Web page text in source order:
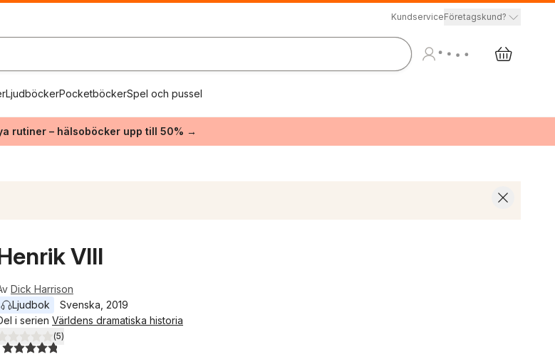
KundserviceFöretagskund?
LjudböckerPocketböckerSpel och pussel
rutiner – hälsoböcker upp till 50% →
VIII
Dick Harrison
Ljudbok
Svenska 2019
i serien Världens dramatiska historia
utav 5 stjärnor. Totalt antal röster:
(5)